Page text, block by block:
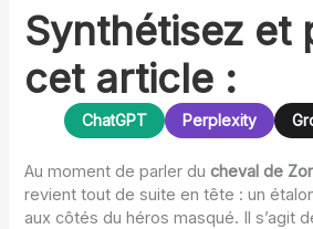
Synthétisez et
cet article :
ChatGPT Perplexity
Au moment de parler ducheval de
revient tout de suite en tête : un
aux côtés du héros masqué. Il s’agit